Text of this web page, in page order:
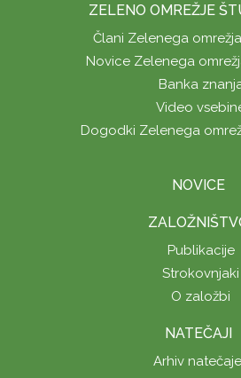
ZELENO OMREŽJE
Člani Zelenega
Novice Zelenega
Banka
Video
Dogodki Zelenega
NOVICE
Publikacije
Strokovnjaki
O založbi
NATEČAJI
Arhiv